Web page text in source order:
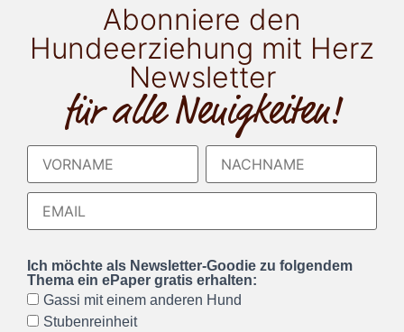
Abonniere den
Hundeerziehung mit Herz
Newsletter
für alle Neuigkeiten!
Ich möchte als Newsletter-Goodie zu folgendem
Thema ein ePaper gratis erhalten:
Gassi mit einem anderen Hund
Stubenreinheit